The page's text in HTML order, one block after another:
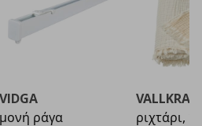
VIDGA
μονή ράγα
ριχτάρι,